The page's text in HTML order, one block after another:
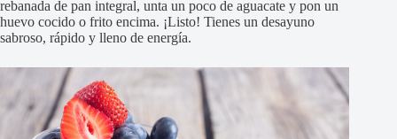
rebanada de pan integral, unta un poco de aguacate y pon un
huevo cocido o frito encima. ¡Listo! Tienes un desayuno
sabroso, rápido y lleno de energía.